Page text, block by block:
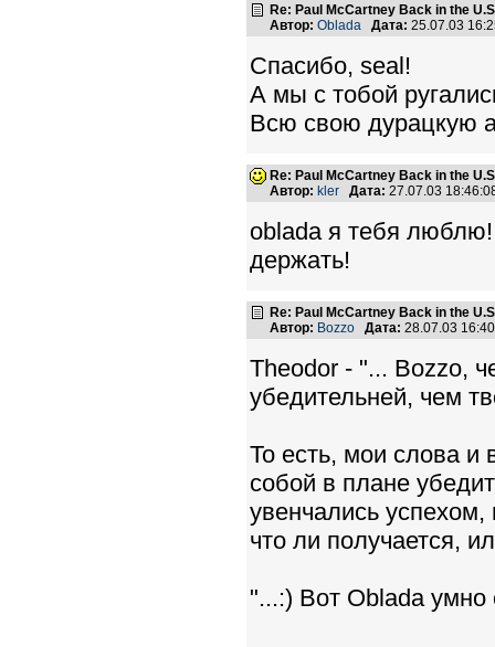
Re: Paul McCartney Back in the
Автор: Oblada Дата: 25.07.03
Спасибо, seal!
А мы с тобой
Всю свою дурацкую
Re: Paul McCartney Back in the
Автор: kler Дата: 27.07.03
oblada я тебя люблю!
держать!
Re: Paul McCartney Back in the
Автор: Bozzo Дата: 28.07.03
Theodor - "... Bozzo,
убедительней, чем
То есть, мои слова и
собой в плане
увенчались
что ли получается,
"...:) Вот Oblada умно